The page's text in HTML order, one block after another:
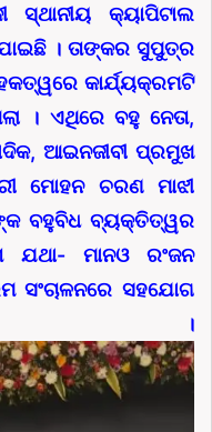
ସ୍ଥାନୀୟ କ୍ୟାପିଟାଲ
। ତାଙ୍କର ସୁପୁତ୍ର
କାର୍ଯ୍ୟକ୍ରମଟି
। ଏଥିରେ ବହୁ ନେତା,
ଆଇନଜୀବୀ ପ୍ରମୁଖ
ମୋହନ ଚରଣ ମାଝୀ
ବହୁବିଧ ବ୍ୟକ୍ତିତ୍ୱର
ଯଥା- ମାନଓ ରଂଜନ
ସଂଚାଳନରେ ସହଯୋଗ
।